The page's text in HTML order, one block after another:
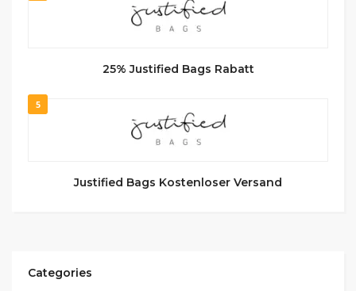
25% Justified Bags Rabatt
5
Justified Bags Kostenloser Versand
Categories